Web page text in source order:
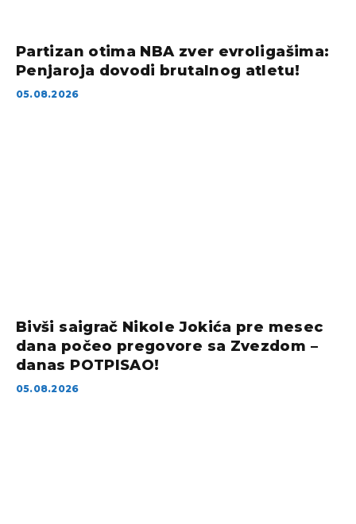
Partizan otima NBA zver evroligašima:
Penjaroja dovodi brutalnog atletu!
05.08.2026
Bivši saigrač Nikole Jokića pre mesec
dana počeo pregovore sa Zvezdom –
danas POTPISAO!
05.08.2026